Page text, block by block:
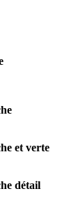
et verte
détail